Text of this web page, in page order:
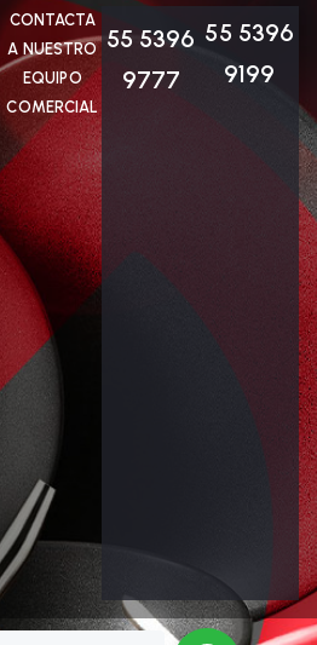
CONTACTA
A NUESTRO
EQUIPO
COMERCIAL
55 5396
9777
55 5396
9199